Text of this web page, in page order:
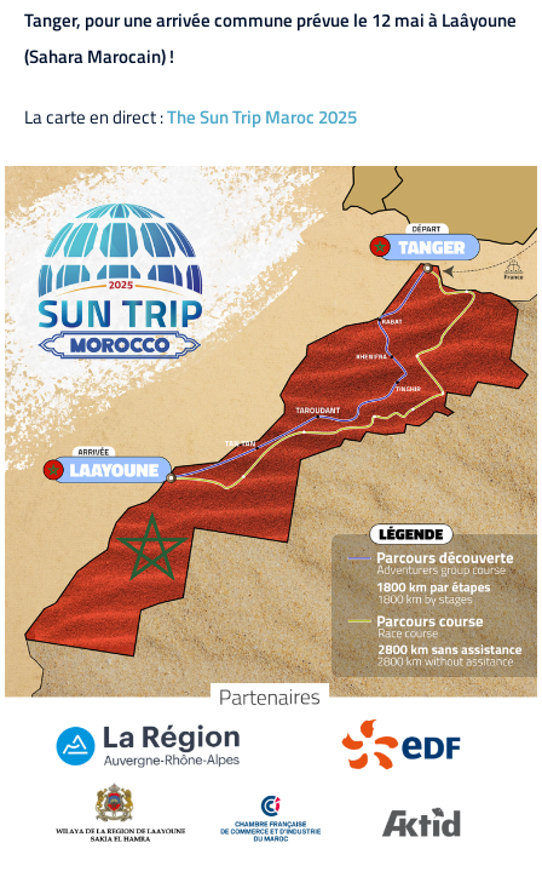
Tanger, pour une arrivée commune prévue le 12 mai à Laâyoune
(Sahara Marocain) !
La carte en direct :The Sun Trip Maroc 2025